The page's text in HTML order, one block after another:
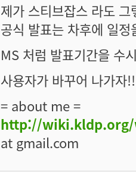
제가 스티브잡스 라도
공식 발표는 차후에 일
MS 처럼 발표기간을 수
사용자가 바꾸어 나가자!!
= about me =
http://
at gmail.com